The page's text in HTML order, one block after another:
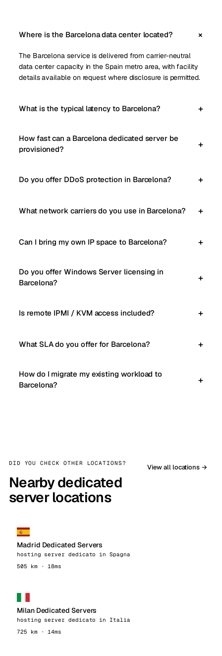
Where is the Barcelona data center located?
The Barcelona service is delivered from carrier-neutral
data center capacity in the Spain metro area, with facility
details available on request where disclosure is permitted.
What is the typical latency to Barcelona?
How fast can a Barcelona dedicated server be
provisioned?
Do you offer DDoS protection in Barcelona?
What network carriers do you use in Barcelona?
Can I bring my own IP space to Barcelona?
Do you offer Windows Server licensing in
Barcelona?
Is remote IPMI / KVM access included?
What SLA do you offer for Barcelona?
How do I migrate my existing workload to
Barcelona?
DID YOU CHECK OTHER LOCATIONS?
Nearby dedicated
server locations
View all locations →
Madrid Dedicated Servers
hosting server dedicato in Spagna
505 km · 18ms
Milan Dedicated Servers
hosting server dedicato in Italia
725 km · 14ms